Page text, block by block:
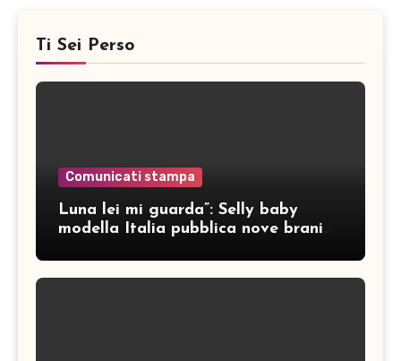
Ti Sei Perso
Comunicati stampa
Luna lei mi guarda”: Selly baby
modella Italia pubblica nove brani